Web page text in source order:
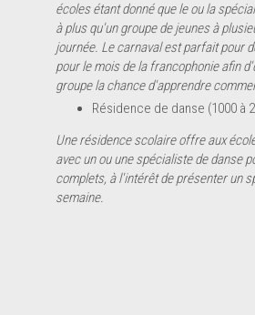
écoles étant donné que le ou la
à plus qu'un groupe de jeunes à
journée. Le carnaval est parfait pour
pour le mois de la francophonie afin
groupe la chance d'apprendre
Résidence de danse (1000 à
Une résidence scolaire offre aux
avec un ou une spécialiste de danse
complets, à l'intérêt de présenter un
semaine.